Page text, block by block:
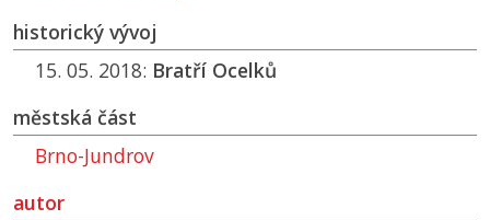
historický vývoj
15. 05. 2018: Bratří Ocelků
městská část
Brno-Jundrov
autor